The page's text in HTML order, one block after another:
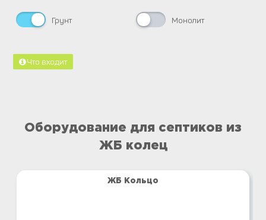
Грунт Монолит
Что входит
Оборудование для септиков из
ЖБ колец
ЖБ Кольцо